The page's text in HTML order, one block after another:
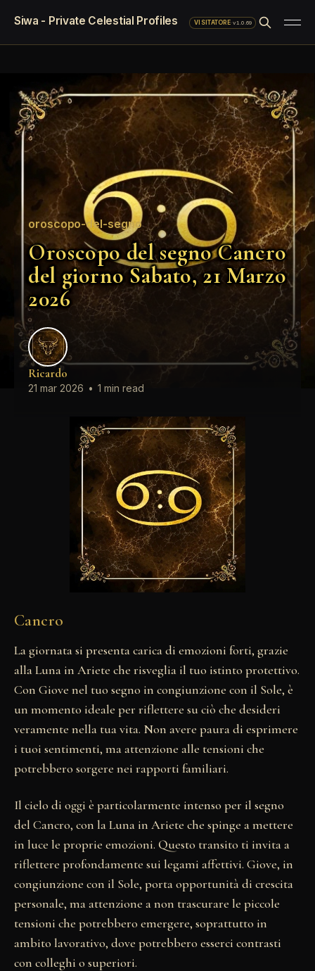
Siwa - Private Celestial Profiles VISITATORE·v1.0.69
oroscopo-del-segno
Oroscopo del segno Cancro
del giorno Sabato, 21 Marzo
2026
Ricardo
21 mar 2026 • 1 min read
Cancro
La giornata si presenta carica di emozioni forti, grazie
alla Luna in Ariete che risveglia il tuo istinto protettivo.
Con Giove nel tuo segno in congiunzione con il Sole, è
un momento ideale per riflettere su ciò che desideri
veramente nella tua vita. Non avere paura di esprimere
i tuoi sentimenti, ma attenzione alle tensioni che
potrebbero sorgere nei rapporti familiari.
Il cielo di oggi è particolarmente intenso per il segno
del Cancro, con la Luna in Ariete che spinge a mettere
in luce le proprie emozioni. Questo transito ti invita a
riflettere profondamente sui legami affettivi. Giove, in
congiunzione con il Sole, porta opportunità di crescita
personale, ma attenzione a non trascurare le piccole
tensioni che potrebbero emergere, soprattutto in
ambito lavorativo, dove potrebbero esserci contrasti
con colleghi o superiori.